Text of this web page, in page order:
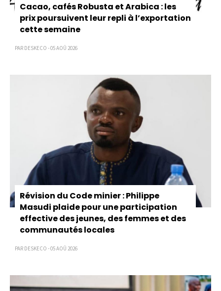
Cacao, cafés Robusta et Arabica : les
prix poursuivent leur repli à l’exportation
cette semaine
PAR DESKECO - 05 AOÛ 2026
Révision du Code minier : Philippe
Masudi plaide pour une participation
effective des jeunes, des femmes et des
communautés locales
PAR DESKECO - 05 AOÛ 2026